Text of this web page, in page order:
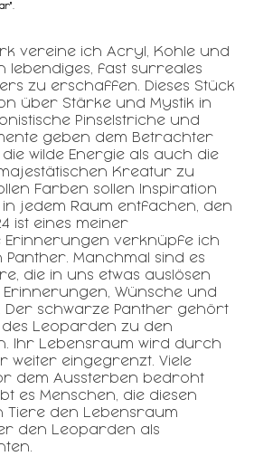
vereine ich Acryl, Kohle und
lebendiges, fast surreales
zu erschaffen. Dieses Stück
über Stärke und Mystik in
Pinselstriche und
geben dem Betrachter
wilde Energie als auch die
Kreatur zu
Farben sollen Inspiration
jedem Raum entfachen, den
ist eines meiner
Erinnerungen verknüpfe ich
Manchmal sind es
die in uns etwas auslösen
Wünsche und
Der schwarze Panther gehört
Leoparden zu den
Ihr Lebensraum wird durch
weiter eingegrenzt. Viele
dem Aussterben bedroht
es Menschen, die diesen
Tiere den Lebensraum
den Leoparden als